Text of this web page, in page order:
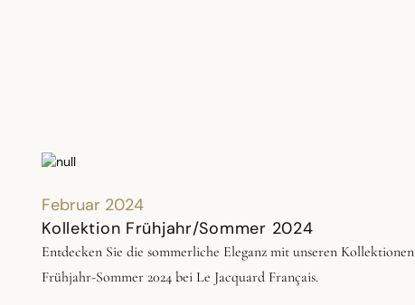
Februar 2024
Kollektion Frühjahr/Sommer 2024
Entdecken Sie die sommerliche Eleganz mit unseren Kollektionen
Frühjahr-Sommer 2024 bei Le Jacquard Français.